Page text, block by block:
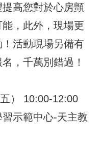
高您對於心房顫
，此外，現場更
活動現場另備有
，千萬別錯過！
） 10:00-12:00
習示範中心-天主教